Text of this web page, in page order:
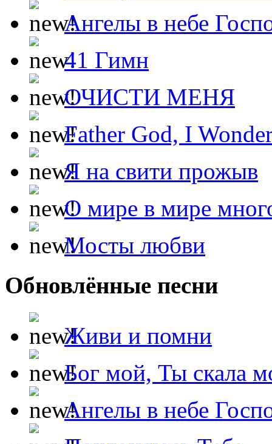
Ангелы в небе
41 Гимн
ОЧИСТИ МЕНЯ
Father God, I
Я на свити прожыв
О мире в мире
Мосты любви
Обновлённые песни
Живи и помни
Бог мой, Ты скала
Ангелы в небе